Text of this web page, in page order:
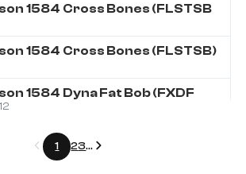
1584 Cross Bones (FLSTSB
1584 Cross Bones (FLSTSB)
1584 Dyna Fat Bob (FXDF
Précédent
1 23... Suivant